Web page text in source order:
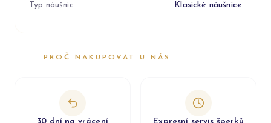
Typ náušnic Klasické náušnice
PROČ NAKUPOVAT U NÁS